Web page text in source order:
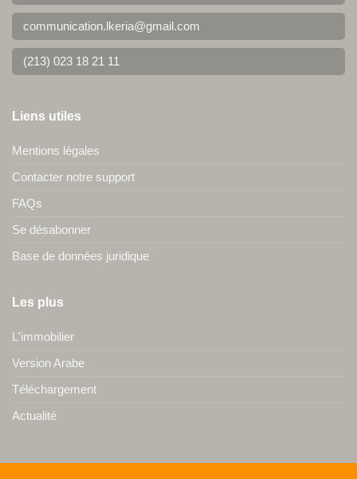
communication.lkeria@gmail.com
(213) 023 18 21 11
Liens utiles
Mentions légales
Contacter notre support
FAQs
Se désabonner
Base de données juridique
Les plus
L'immobilier
Version Arabe
Téléchargement
Actualité